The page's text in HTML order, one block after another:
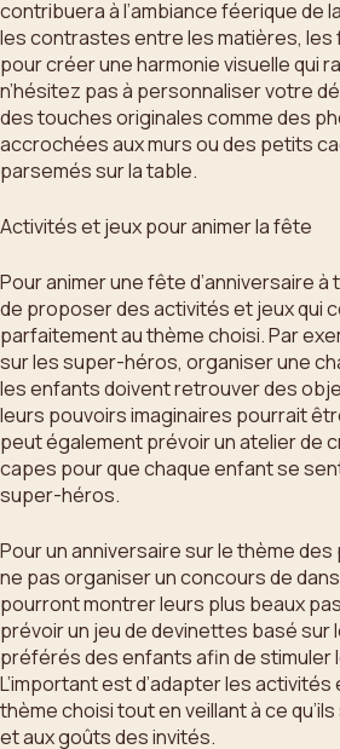
contribuera à l’ambiance féerique de
les contrastes entre les matières,
pour créer une harmonie visuelle qui
n’hésitez pas à personnaliser votre
des touches originales comme des
accrochées aux murs ou des petits
parsemés sur la table.
Activités et jeux pour animer la fête
Pour animer une fête d’anniversaire
de proposer des activités et jeux qui
parfaitement au thème choisi. Par
sur les super-héros, organiser une
les enfants doivent retrouver des
leurs pouvoirs imaginaires pourrait
peut également prévoir un atelier de
capes pour que chaque enfant se
super-héros.
Pour un anniversaire sur le thème
ne pas organiser un concours de
pourront montrer leurs plus beaux
prévoir un jeu de devinettes basé sur
préférés des enfants afin de stimuler
L’important est d’adapter les
thème choisi tout en veillant à ce
et aux goûts des invités.